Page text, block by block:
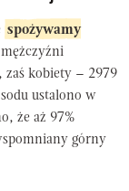
spożywamy
zaś kobiety – 2979
ustalono w
że aż 97%
górny